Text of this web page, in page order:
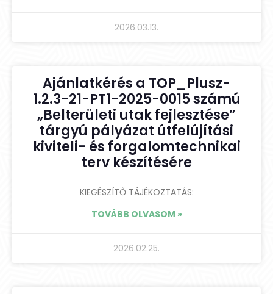
2026.03.13.
Ajánlatkérés a TOP_Plusz-
1.2.3-21-PT1-2025-0015 számú
„Belterületi utak fejlesztése”
tárgyú pályázat útfelújítási
kiviteli- és forgalomtechnikai
terv készítésére
KIEGÉSZÍTŐ TÁJÉKOZTATÁS:
TOVÁBB OLVASOM »
2026.02.25.